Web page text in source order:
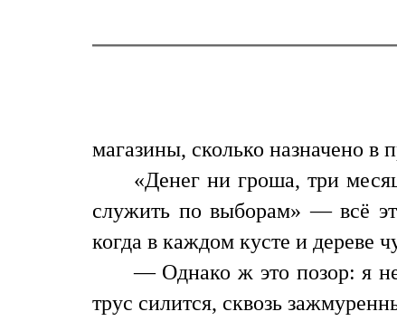
магазины, сколько назначено в
«Денег ни гроша, три
служить по выборам» — всё
когда в каждом кусте и дереве
— Однако ж это позор: я
трус силится, сквозь